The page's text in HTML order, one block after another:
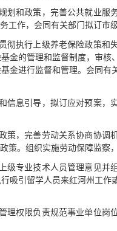
划和政策，完善公共就业服
作，会同有关部门拟订市
彻执行上级养老保险政策和
金的管理和监督制度，审
金进行监督和管理。会同
信息引导，拟订应对预案
策，完善劳动关系协商协
。组织实施劳动保障监察
级专业技术人员管理意见并
吸引留学人员来红河州工
理权限负责规范事业单位